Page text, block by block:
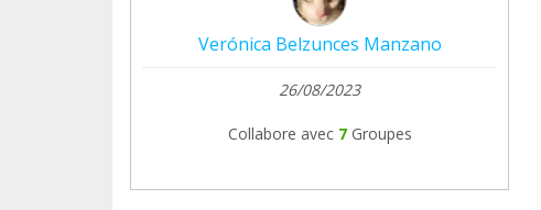
Verónica Belzunces Manzano
26/08/2023
Collabore avec 7 Groupes